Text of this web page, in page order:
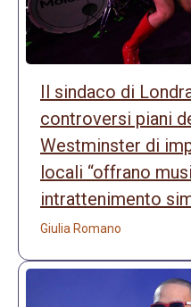
Il sindaco di
controversi piani
Westminster di
locali “offrano
intrattenimento
Giulia Romano